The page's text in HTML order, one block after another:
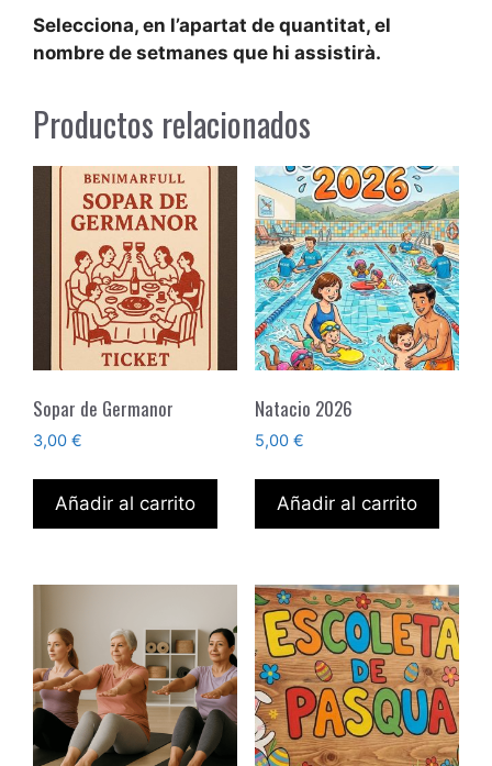
Selecciona, en l’apartat de quantitat, el
nombre de setmanes que hi assistirà.
Productos relacionados
Sopar de Germanor
3,00 €
Añadir al carrito
Natacio 2026
5,00 €
Añadir al carrito